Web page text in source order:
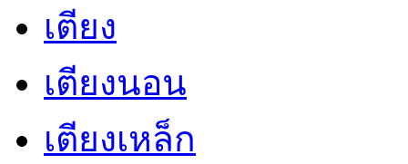
เตียง
เตียงนอน
เตียงเหล็ก